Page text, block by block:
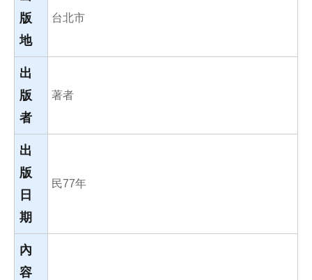
版
地
台北市
出
版
者
著者
出
版
日
期
民77年
內
容